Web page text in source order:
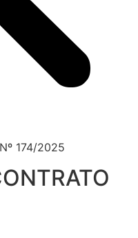
174/2025